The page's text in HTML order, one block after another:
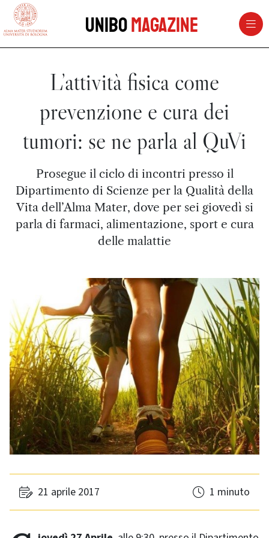
vai al contenuto della pagina
UniboMagazine
L’attività fisica come
prevenzione e cura dei
tumori: se ne parla al QuVi
Prosegue il ciclo di incontri presso il
Dipartimento di Scienze per la Qualità della
Vita dell’Alma Mater, dove per sei giovedì si
parla di farmaci, alimentazione, sport e cura
delle malattie
21 aprile 2017 1 minuto